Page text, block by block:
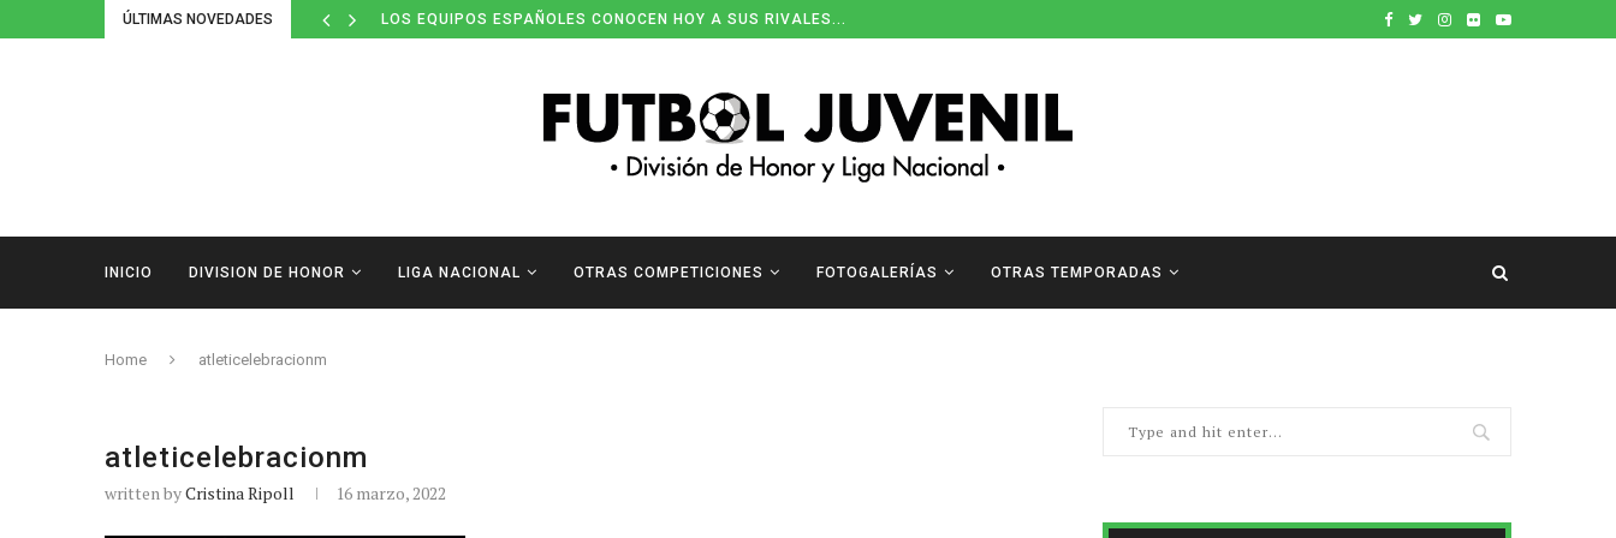
ÚLTIMAS NOVEDADES LOS EQUIPOS ESPAÑOLES CONOCEN HOY A SUS RIVALES...
INICIO DIVISION DE HONOR LIGA NACIONAL OTRAS COMPETICIONES FOTOGALERÍAS OTRAS TEMPORADAS
Home atleticelebracionm
atleticelebracionm
written byCristina Ripoll 16 marzo, 2022